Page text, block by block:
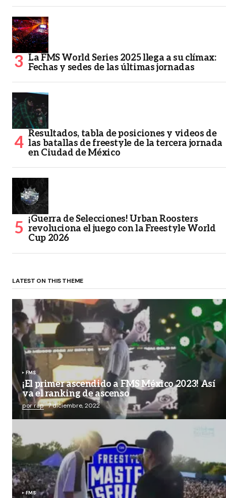
La FMS World Series 2025 llega a su clímax:
Fechas y sedes de las últimas jornadas
Resultados, tabla de posiciones y videos de
las batallas de freestyle de la tercera jornada
en Ciudad de México
¡Guerra de Selecciones! Urban Roosters
revoluciona el juego con la Freestyle World
Cup 2026
LATEST ON THIS THEME
FMS
¡El primer ascendido a FMS México 2023! Así
va el ranking de ascenso
por rap 7 diciembre, 2022
FMS